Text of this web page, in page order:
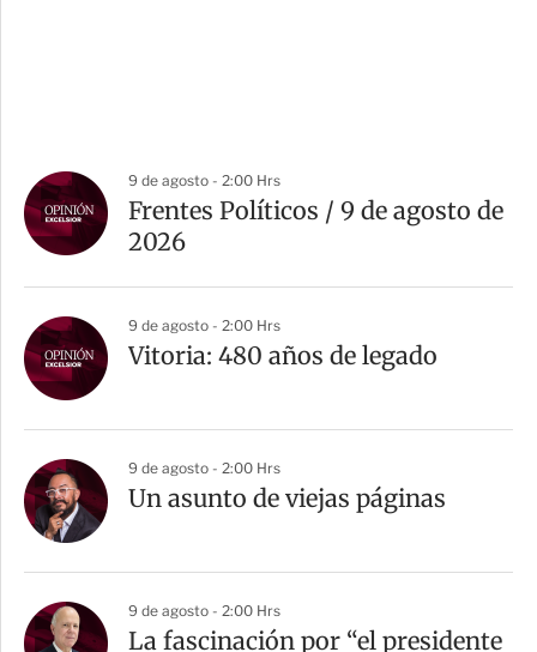
9 de agosto - 2:00 Hrs
Frentes Políticos / 9 de agosto de
2026
9 de agosto - 2:00 Hrs
Vitoria: 480 años de legado
9 de agosto - 2:00 Hrs
Un asunto de viejas páginas
9 de agosto - 2:00 Hrs
La fascinación por “el presidente